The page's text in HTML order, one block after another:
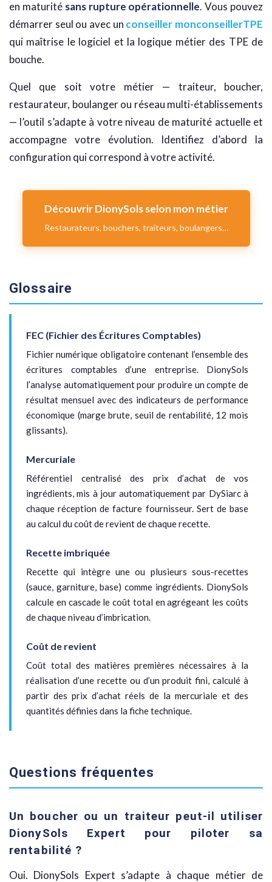
en maturité sans rupture opérationnelle. Vous pouvez
démarrer seul ou avec un conseiller monconseillerTPE
qui maîtrise le logiciel et la logique métier des TPE de
bouche.
Quel que soit votre métier — traiteur, boucher,
restaurateur, boulanger ou réseau multi-établissements
— l’outil s’adapte à votre niveau de maturité actuelle et
accompagne votre évolution. Identifiez d’abord la
configuration qui correspond à votre activité.
Découvrir DionySols selon mon métier
Restaurateurs, bouchers, traiteurs, boulangers…
Glossaire
FEC (Fichier des Écritures Comptables)
Fichier numérique obligatoire contenant l’ensemble des
écritures comptables d’une entreprise. DionySols
l’analyse automatiquement pour produire un compte de
résultat mensuel avec des indicateurs de performance
économique (marge brute, seuil de rentabilité, 12 mois
glissants).
Mercuriale
Référentiel centralisé des prix d’achat de vos
ingrédients, mis à jour automatiquement par DySiarc à
chaque réception de facture fournisseur. Sert de base
au calcul du coût de revient de chaque recette.
Recette imbriquée
Recette qui intègre une ou plusieurs sous-recettes
(sauce, garniture, base) comme ingrédients. DionySols
calcule en cascade le coût total en agrégeant les coûts
de chaque niveau d’imbrication.
Coût de revient
Coût total des matières premières nécessaires à la
réalisation d’une recette ou d’un produit fini, calculé à
partir des prix d’achat réels de la mercuriale et des
quantités définies dans la fiche technique.
Questions fréquentes
Un boucher ou un traiteur peut-il utiliser
DionySols Expert pour piloter sa
rentabilité ?
Oui. DionySols Expert s’adapte à chaque métier de